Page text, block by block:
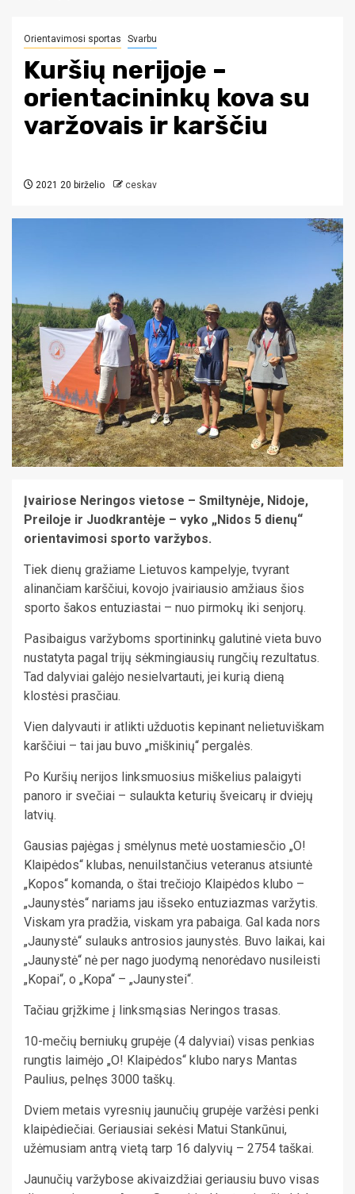
Orientavimosi sportas Svarbu
Kuršių nerijoje –
orientacininkų kova su
varžovais ir karščiu
2021 20 birželio ceskav
Įvairiose Neringos vietose – Smiltynėje, Nidoje,
Preiloje ir Juodkrantėje – vyko „Nidos 5 dienų“
orientavimosi sporto varžybos.
Tiek dienų gražiame Lietuvos kampelyje, tvyrant
alinančiam karščiui, kovojo įvairiausio amžiaus šios
sporto šakos entuziastai – nuo pirmokų iki senjorų.
Pasibaigus varžyboms sportininkų galutinė vieta buvo
nustatyta pagal trijų sėkmingiausių rungčių rezultatus.
Tad dalyviai galėjo nesielvartauti, jei kurią dieną
klostėsi prasčiau.
Vien dalyvauti ir atlikti užduotis kepinant nelietuviškam
karščiui – tai jau buvo „miškinių“ pergalės.
Po Kuršių nerijos linksmuosius miškelius palaigyti
panoro ir svečiai – sulaukta keturių šveicarų ir dviejų
latvių.
Gausias pajėgas į smėlynus metė uostamiesčio „O!
Klaipėdos“ klubas, nenuilstančius veteranus atsiuntė
„Kopos“ komanda, o štai trečiojo Klaipėdos klubo –
„Jaunystės“ nariams jau išseko entuziazmas varžytis.
Viskam yra pradžia, viskam yra pabaiga. Gal kada nors
„Jaunystė“ sulauks antrosios jaunystės. Buvo laikai, kai
„Jaunystė“ nė per nago juodymą nenorėdavo nusileisti
„Kopai“, o „Kopa“ – „Jaunystei“.
Tačiau grįžkime į linksmąsias Neringos trasas.
10-mečių berniukų grupėje (4 dalyviai) visas penkias
rungtis laimėjo „O! Klaipėdos“ klubo narys Mantas
Paulius, pelnęs 3000 taškų.
Dviem metais vyresnių jaunučių grupėje varžėsi penki
klaipėdiečiai. Geriausiai sekėsi Matui Stankūnui,
užėmusiam antrą vietą tarp 16 dalyvių – 2754 taškai.
Jaunučių varžybose akivaizdžiai geriausiu buvo visas